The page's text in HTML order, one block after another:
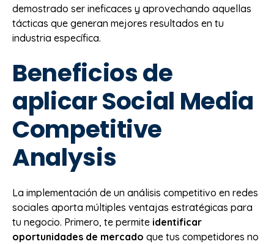
demostrado ser ineficaces y aprovechando aquellas
tácticas que generan mejores resultados en tu
industria específica.
Beneficios de
aplicar Social Media
Competitive
Analysis
La implementación de un análisis competitivo en redes
sociales aporta múltiples ventajas estratégicas para
tu negocio. Primero, te permite identificar
oportunidades de mercado que tus competidores no